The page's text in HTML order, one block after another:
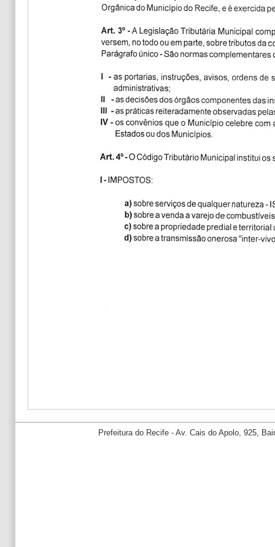
Prefeitura do Recife - Av. Cais do Apolo, 925,